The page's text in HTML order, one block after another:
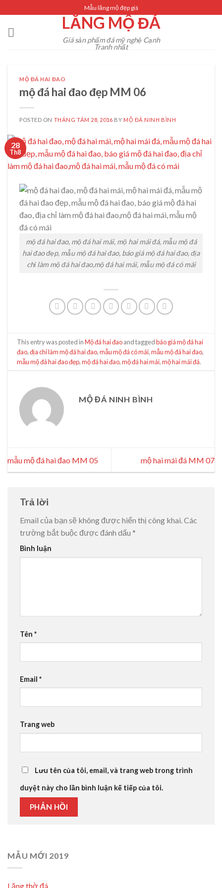
content
Mẫu lăng mộ đẹp giá
LĂNG MỘ ĐÁ
Giá sản phẩm đá mỹ nghệ Cạnh
Tranh nhất
MỘ ĐÁ HAI ĐAO
mộ đá hai đao đẹp MM 06
POSTED ON THÁNG TÁM 28, 2016 BY MỘ ĐÁ NINH BÌNH
28
Th8
mộ đá hai đao, mộ đá hai mái, mộ hai mái đá, mẫu mộ đá
hai đao đẹp, mẫu mộ đá hai đao, báo giá mộ đá hai đao, địa
chỉ làm mộ đá hai đao,mộ đá hai mái, mẫu mộ đá có mái
This entry was posted inMộ đá hai đaoand taggedbáo giá mộ đá hai
đao,địa chỉ làm mộ đá hai đao,mẫu mộ đá có mái,mẫu mộ đá hai đao,
mẫu mộ đá hai đao đẹp,mộ đá hai đao,mộ đá hai mái,mộ hai mái đá.
MỘ ĐÁ NINH BÌNH
mẫu mộ đá hai đao MM 05 mộ hai mái đá MM 07
Trả lời
Email của bạn sẽ không được hiển thị công khai.Các
trường bắt buộc được đánh dấu *
Bình luận
Tên *
Email *
Trang web
Lưu tên của tôi, email, và trang web trong trình
duyệt này cho lần bình luận kế tiếp của tôi.
MẪU MỚI 2019
Lăng thờ đá